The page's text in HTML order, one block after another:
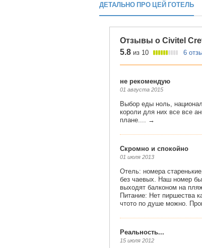
ДЕТАЛЬНО ПРО ЦЕЙ ГОТЕЛЬ